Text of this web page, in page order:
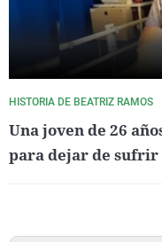
HISTORIA DE BEATRIZ RAMOS
Una joven de 26
para dejar de sufrir